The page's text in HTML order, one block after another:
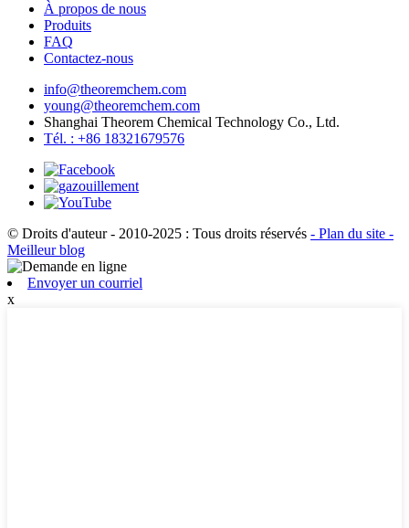
À propos de nous
Produits
FAQ
Contactez-nous
info@theoremchem.com
young@theoremchem.com
Shanghai Theorem Chemical Technology Co., Ltd.
Tél. : +86 18321679576
© Droits d'auteur - 2010-2025 : Tous droits réservés - Plan du site -
Meilleur blog
Envoyer un courriel
x